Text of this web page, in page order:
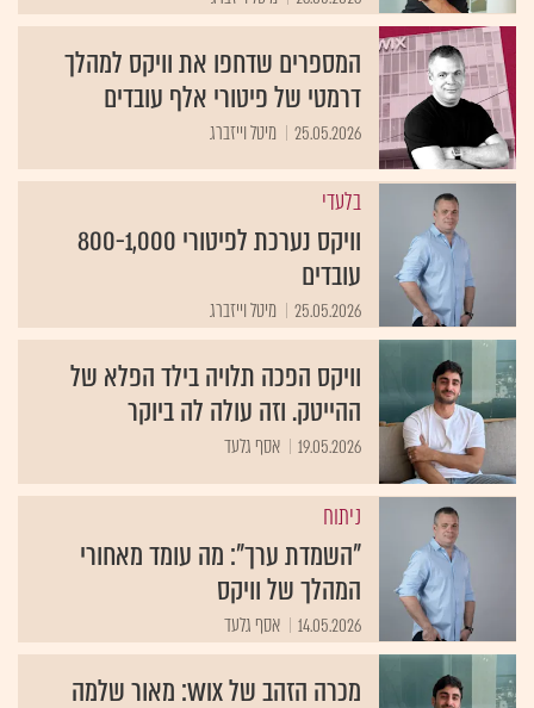
המספרים שדחפו את וויקס למהלך
דרמטי של פיטורי אלף עובדים
25.05.2026 מיטל וייזברג
בלעדי
וויקס נערכת לפיטורי 800-1,000
עובדים
25.05.2026 מיטל וייזברג
וויקס הפכה תלויה בילד הפלא של
ההייטק. וזה עולה לה ביוקר
19.05.2026 אסף גלעד
ניתוח
"השמדת ערך": מה עומד מאחורי
המהלך של וויקס
14.05.2026 אסף גלעד
מכרה הזהב של WIX: מאור שלמה